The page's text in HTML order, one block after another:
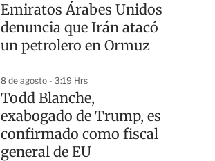
Emiratos Árabes Unidos
denuncia que Irán atacó
un petrolero en Ormuz
8 de agosto - 3:19 Hrs
Todd Blanche,
exabogado de Trump, es
confirmado como fiscal
general de EU